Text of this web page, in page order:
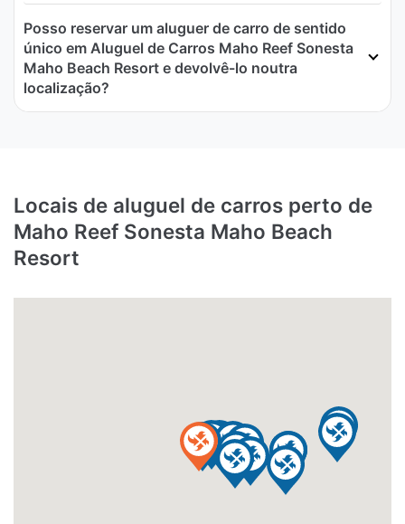
Posso reservar um aluguer de carro de sentido
único em Aluguel de Carros Maho Reef Sonesta
Maho Beach Resort e devolvê-lo noutra
localização?
Locais de aluguel de carros perto de
Maho Reef Sonesta Maho Beach
Resort